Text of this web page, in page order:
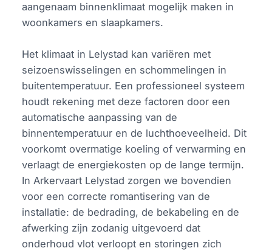
aangenaam binnenklimaat mogelijk maken in
woonkamers en slaapkamers.
Het klimaat in Lelystad kan variëren met
seizoenswisselingen en schommelingen in
buitentemperatuur. Een professioneel systeem
houdt rekening met deze factoren door een
automatische aanpassing van de
binnentemperatuur en de luchthoeveelheid. Dit
voorkomt overmatige koeling of verwarming en
verlaagt de energiekosten op de lange termijn.
In Arkervaart Lelystad zorgen we bovendien
voor een correcte romantisering van de
installatie: de bedrading, de bekabeling en de
afwerking zijn zodanig uitgevoerd dat
onderhoud vlot verloopt en storingen zich